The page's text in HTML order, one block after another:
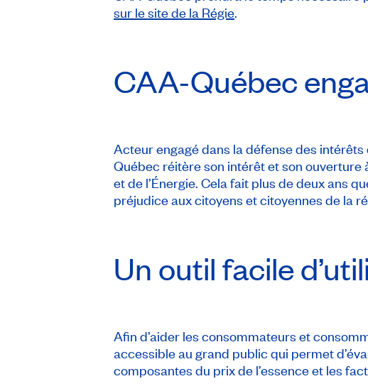
sur le site de la Régie.
CAA-Québec
Acteur engagé dans la défense des
Québec réitère son intérêt et son ouverture
et de l’Énergie. Cela fait plus de deux ans
préjudice aux citoyens et citoyennes de la
Un outil facile
Afin d’aider les consommateurs et
accessible au grand public qui permet
composantes du prix de l’essence et les